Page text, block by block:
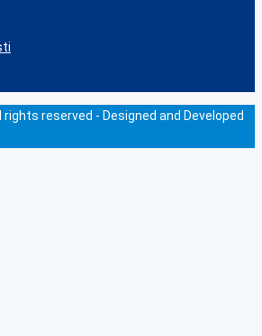
reserved - Designed and Developed